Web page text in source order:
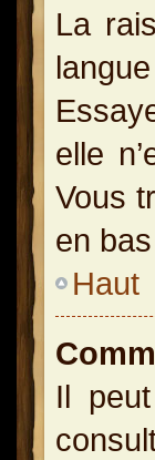
La
elle
Vous
en
Haut
Il